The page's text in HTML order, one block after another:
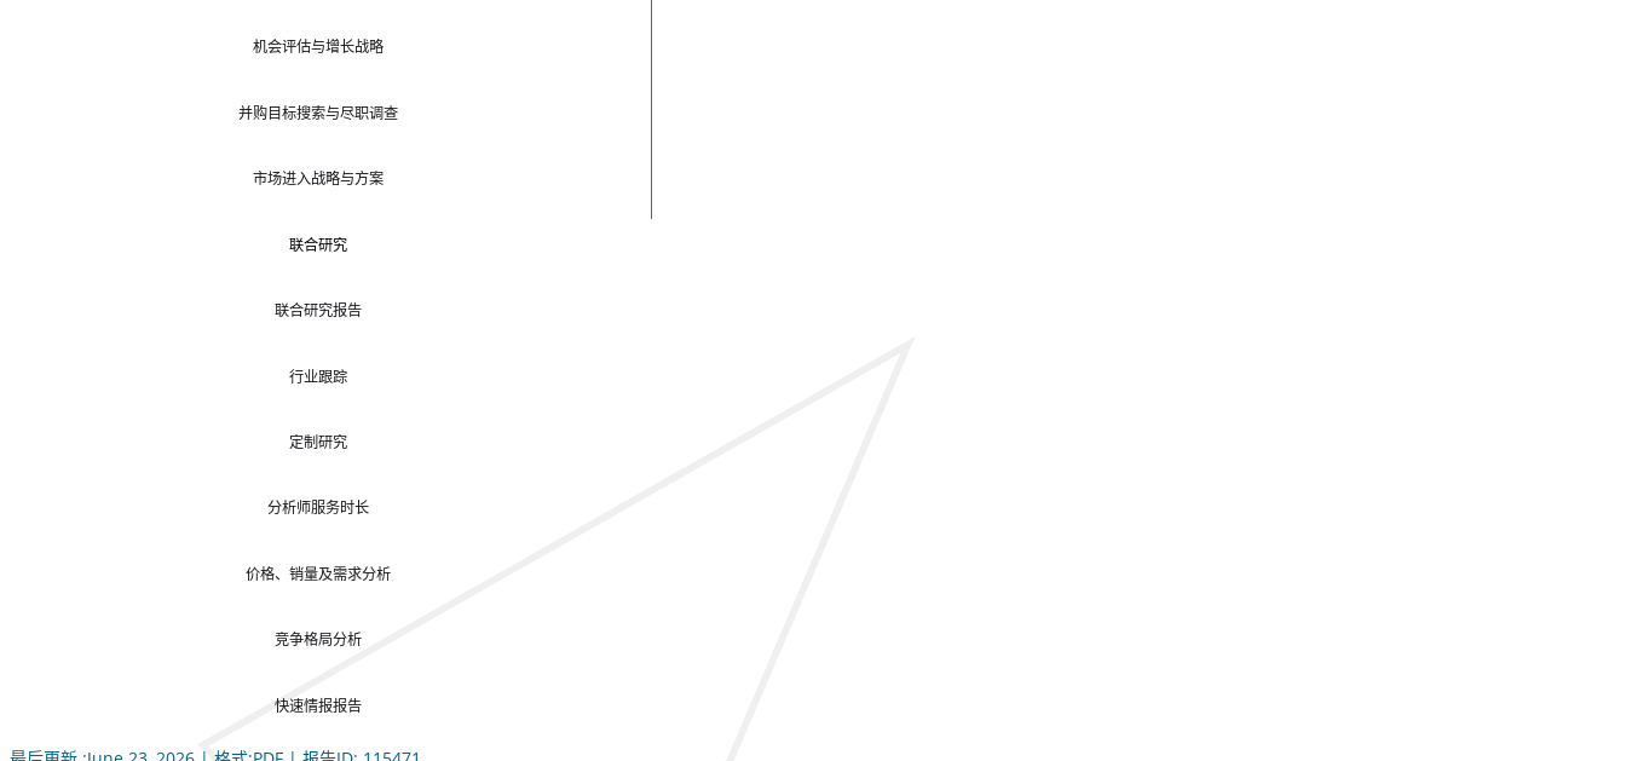
机会评估与增长战略
并购目标搜索与尽职调查
市场进入战略与方案
联合研究
联合研究报告
行业跟踪
定制研究
分析师服务时长
价格、销量及需求分析
竞争格局分析
快速情报报告